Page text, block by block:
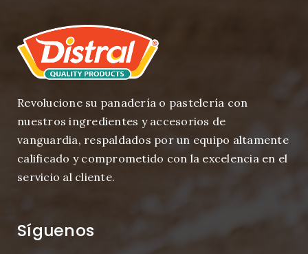
Revolucione su panadería o pastelería con
nuestros ingredientes y accesorios de
vanguardia, respaldados por un equipo altamente
calificado y comprometido con la excelencia en el
servicio al cliente.
Síguenos